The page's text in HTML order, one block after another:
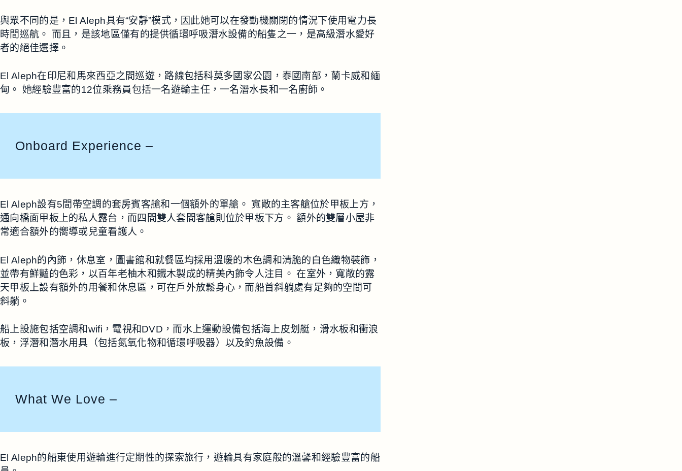
與眾不同的是，El Aleph具有“安靜”模式，因此她可以在發動機關閉的情況下使用電力長
時間巡航。 而且，是該地區僅有的提供循環呼吸潛水設備的船隻之一，是高級潛水愛好
者的絕佳選擇。
El Aleph在印尼和馬來西亞之間巡遊，路線包括科莫多國家公園，泰國南部，蘭卡威和緬
甸。 她經驗豐富的12位乘務員包括一名遊輪主任，一名潛水長和一名廚師。
Onboard Experience –
El Aleph設有5間帶空調的套房賓客艙和一個額外的單艙。 寬敞的主客艙位於甲板上方，
通向橋面甲板上的私人露台，而四間雙人套間客艙則位於甲板下方。 額外的雙層小屋非
常適合額外的嚮導或兒童看護人。
El Aleph的內飾，休息室，圖書館和就餐區均採用溫暖的木色調和清脆的白色織物裝飾，
並帶有鮮豔的色彩，以百年老柚木和鐵木製成的精美內飾令人注目。 在室外，寬敞的露
天甲板上設有額外的用餐和休息區，可在戶外放鬆身心，而船首斜躺處有足夠的空間可
斜躺。
船上設施包括空調和wifi，電視和DVD，而水上運動設備包括海上皮划艇，滑水板和衝浪
板，浮潛和潛水用具（包括氮氧化物和循環呼吸器）以及釣魚設備。
What We Love –
El Aleph的船東使用遊輪進行定期性的探索旅行，遊輪具有家庭般的溫馨和經驗豐富的船